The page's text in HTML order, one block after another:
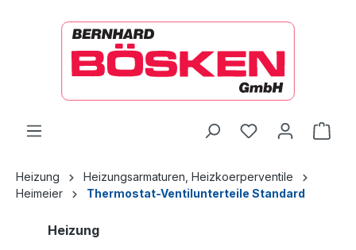
Heizung
Heizungsarmaturen, Heizkoerperventile
Heimeier
Thermostat-Ventilunterteile Standard
Heizung